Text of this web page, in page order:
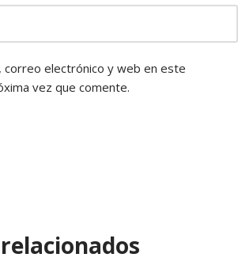
correo electrónico y web en este
vez que comente.